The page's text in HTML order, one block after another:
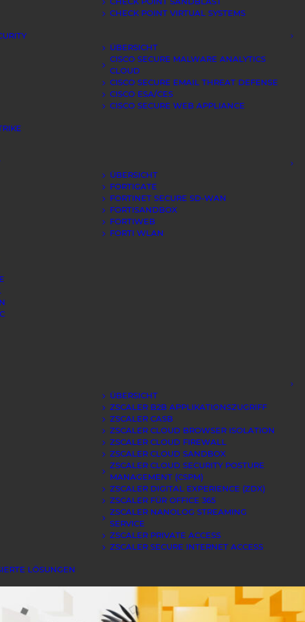
CHECK POINT VIRTUAL SYSTEMS
ÜBERSICHT
CISCO SECURE MALWARE ANALYTICS
CLOUD
CISCO SECURE EMAIL THREAT DEFENSE
CISCO ESA/CES
CISCO SECURE WEB APPLIANCE
ÜBERSICHT
FORTIGATE
FORTINET SECURE SD-WAN
FORTISANDBOX
FORTIWEB
FORTI WLAN
ÜBERSICHT
ZSCALER B2B APPLIKATIONSZUGRIFF
ZSCALER CASB
ZSCALER CLOUD BROWSER ISOLATION
ZSCALER CLOUD FIREWALL
ZSCALER CLOUD SANDBOX
ZSCALER CLOUD SECURITY POSTURE
MANAGEMENT (CSPM)
ZSCALER DIGITAL EXPERIENCE (ZDX)
ZSCALER FÜR OFFICE 365
ZSCALER NANOLOG STREAMING
SERVICE
ZSCALER PRIVATE ACCESS
ZSCALER SECURE INTERNET ACCESS
LÖSUNGEN